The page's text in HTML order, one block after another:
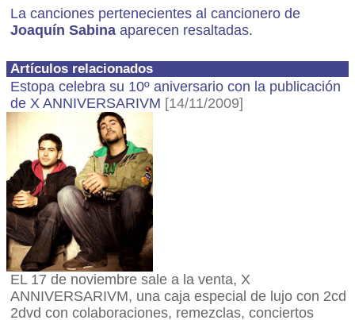
La canciones pertenecientes al cancionero de
Joaquín Sabina aparecen resaltadas.
Artículos relacionados
Estopa celebra su 10º aniversario con la publicación
de X ANNIVERSARIVM [14/11/2009]
EL 17 de noviembre sale a la venta, X
ANNIVERSARIVM, una caja especial de lujo con 2cd
2dvd con colaboraciones, remezclas, conciertos